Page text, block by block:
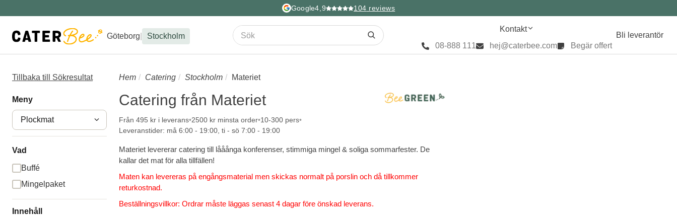
Google4,9 104 reviews
Göteborg Stockholm
Kontakt
08-888 111
hej@caterbee.com Begär offert
Bli leverantör
Tillbaka till Sökresultat
Meny
Plockmat
Vad
Buffé
Mingelpaket
Innehåll
Hem Catering Stockholm Materiet
Catering från Materiet
Från 495 kr i leverans 2500 kr minsta order 10-300 pers
Leveranstider: må 6:00 - 19:00, ti - sö 7:00 - 19:00
Materiet levererar catering till lååånga konferenser, stimmiga mingel & soliga sommarfester. De
kallar det mat för alla tillfällen!
Maten kan levereras på engångsmaterial men skickas normalt på porslin och då tillkommer
returkostnad.
Beställningsvillkor: Ordrar måste läggas senast 4 dagar före önskad leverans.